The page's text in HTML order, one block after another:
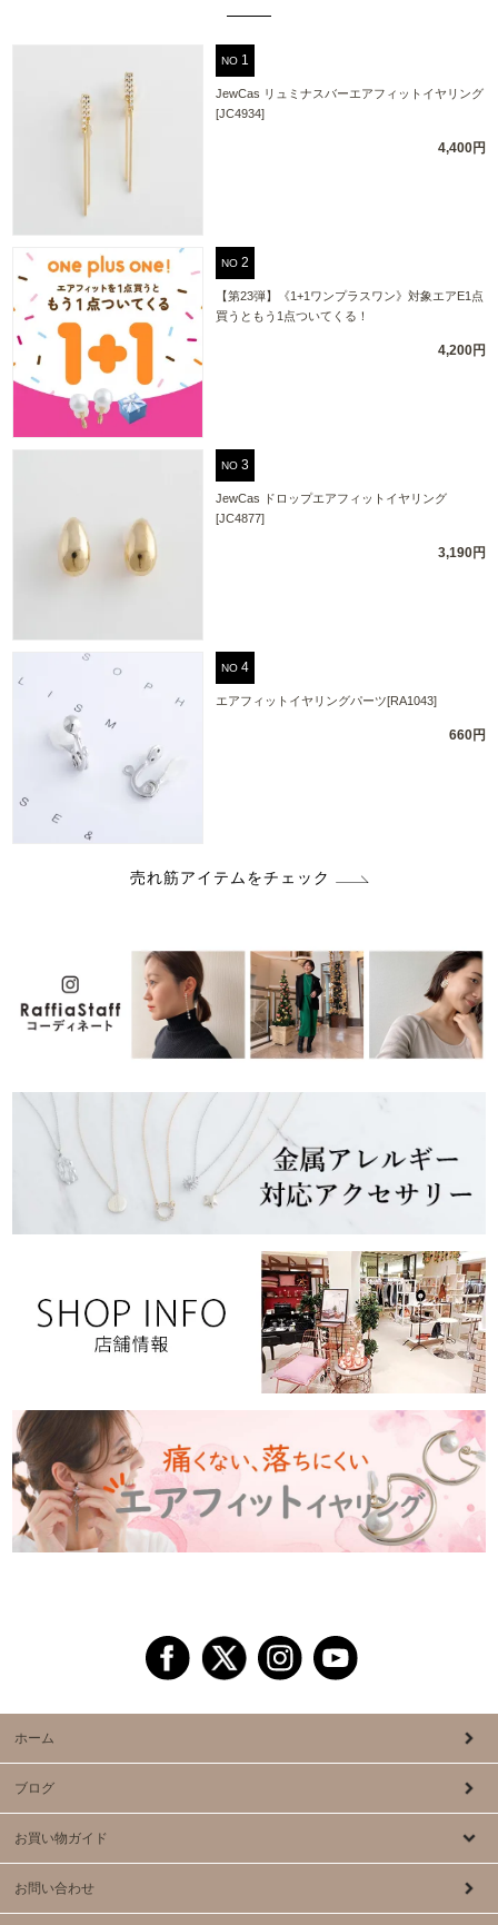
NO
JewCas リュミナスバーエアフィットイヤリング
[JC4934]
4,400円
NO
【第23弾】《1+1ワンプラスワン》対象エアE1点
買うともう1点ついてくる！
4,200円
NO
JewCas ドロップエアフィットイヤリング
[JC4877]
3,190円
NO
エアフィットイヤリングパーツ[RA1043]
660円
売れ筋アイテムをチェック
ホーム
ブログ
お買い物ガイド
お問い合わせ